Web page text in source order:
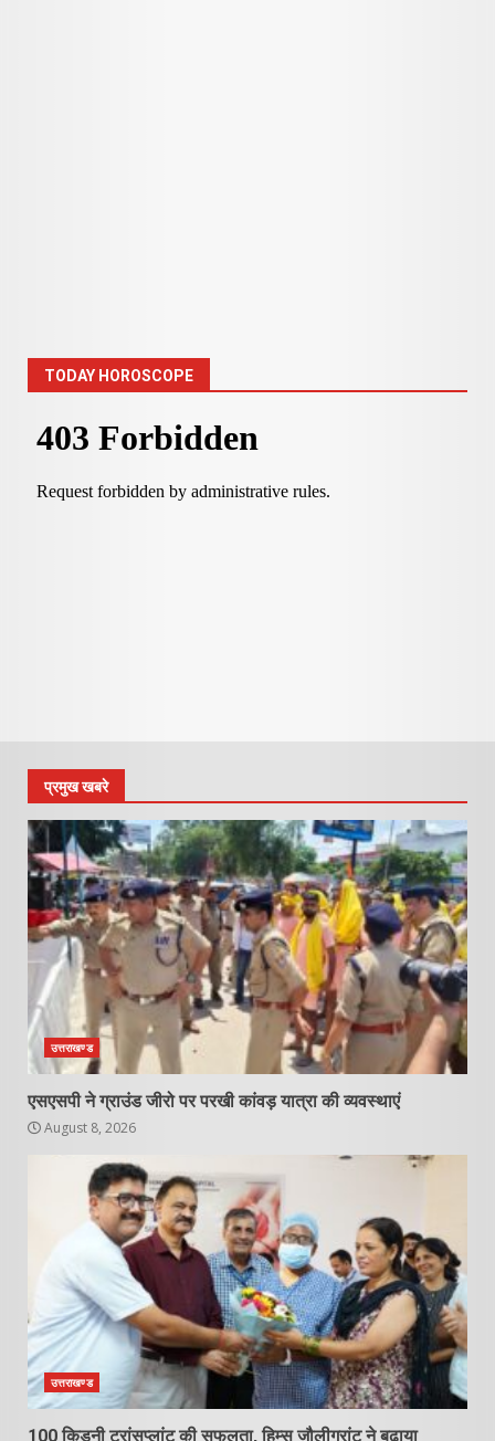
TODAY HOROSCOPE
प्रमुख खबरे
उत्तराखण्ड
एसएसपी ने ग्राउंड जीरो पर परखी कांवड़ यात्रा की व्यवस्थाएं
August 8, 2026
उत्तराखण्ड
100 किडनी ट्रांसप्लांट की सफलता, हिम्स जौलीग्रांट ने बढ़ाया